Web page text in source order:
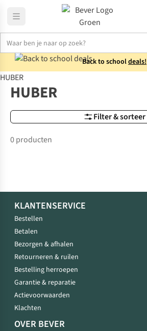
Back to schooldeals!
Merken
HUBER
Filter & sorteer
HUBER
0 producten
KLANTENSERVICE
Bestellen
Betalen
Bezorgen & afhalen
Retourneren & ruilen
Bestelling herroepen
Garantie & reparatie
Actievoorwaarden
Klachten
OVER BEVER